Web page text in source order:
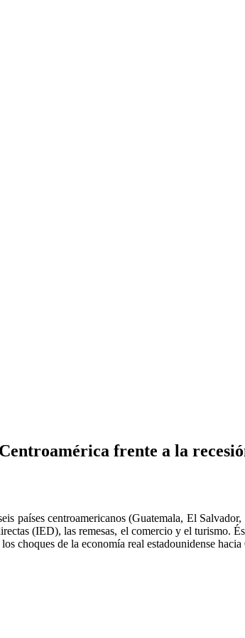
frente a la
países centroamericanos (Guatemala, El
(IED), las remesas, el comercio y el turismo.
choques de la economía real estadounidense